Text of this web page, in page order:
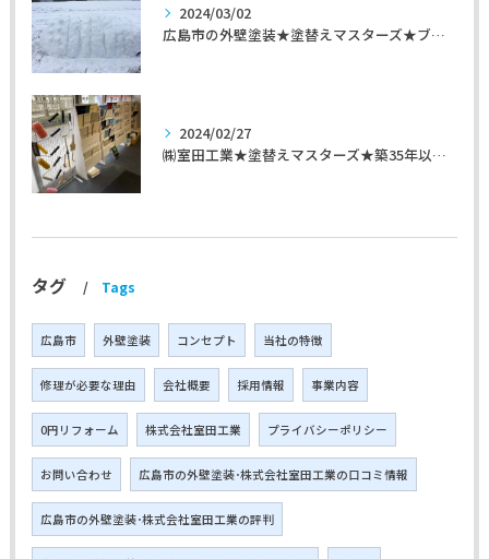
2024/03/02
広島市の外壁塗装★塗替えマスターズ★ブログ「初めて家を手入れするのに」
2024/02/27
㈱室田工業★塗替えマスターズ★築35年以上のお宅の施工事例
タグ Tags
広島市 外壁塗装 コンセプト 当社の特徴
修理が必要な理由 会社概要 採用情報 事業内容
0円リフォーム 株式会社室田工業 プライバシーポリシー
お問い合わせ 広島市の外壁塗装･株式会社室田工業の口コミ情報
広島市の外壁塗装･株式会社室田工業の評判